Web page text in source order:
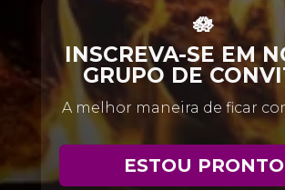
🪷
INSCREVA-SE EM
GRUPO DE
A melhor maneira de ficar
ESTOU PRONTO